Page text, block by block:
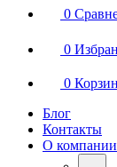
0
0
0
Блог
Контакты
О компании